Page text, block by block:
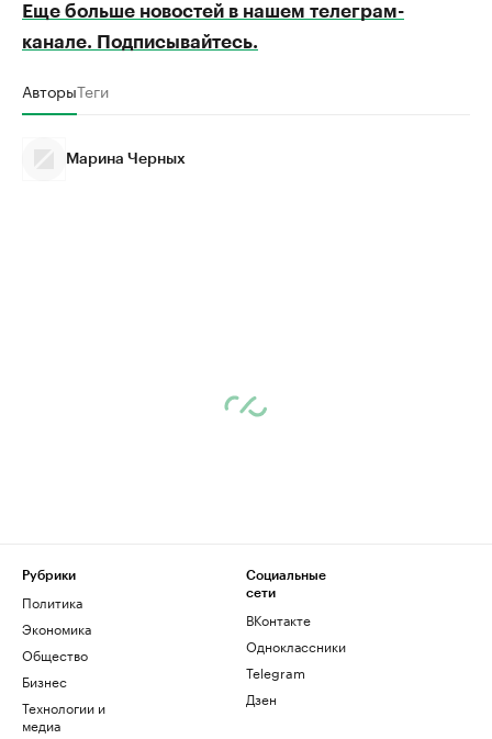
Еще больше новостей в нашем телеграм-
канале. Подписывайтесь.
АвторыТеги
Марина Черных
Рубрики
Политика
Экономика
Общество
Бизнес
Технологии и
медиа
Социальные
сети
ВКонтакте
Одноклассники
Telegram
Дзен